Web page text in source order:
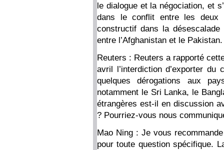
le dialogue et la négociation, et
dans le conflit entre les deux
constructif dans la
entre l’Afghanistan et le Pakistan.
Reuters : Reuters a rapporté
avril l’interdiction d’exporter du
quelques dérogations aux
notamment le Sri Lanka, le
étrangères est-il en discussion
? Pourriez-vous nous
Mao Ning : Je vous
pour toute question spécifique.